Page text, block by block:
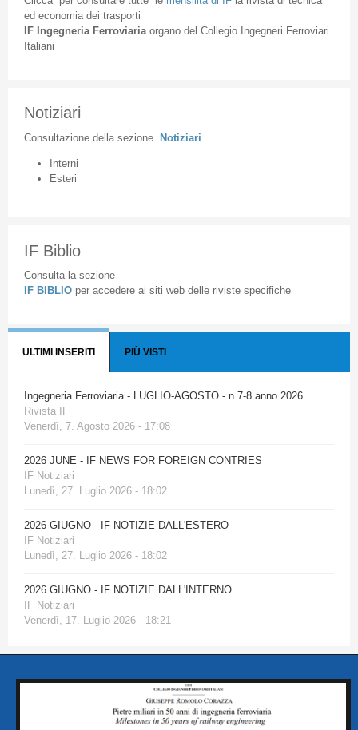
ed economia dei trasporti
IF Ingegneria Ferroviaria organodel Collegio Ingegneri Ferroviari
Italiani
Notiziari
Consultazione della sezione Notiziari
Interni
Esteri
IF Biblio
Consulta la sezione
IF BIBLIO per accedere ai siti web delle riviste specifiche
ULTIMI INSERITI PIÙ VISTI
Ingegneria Ferroviaria - LUGLIO-AGOSTO - n.7-8 anno 2026
Rivista IF
Venerdì, 7. Agosto 2026 - 17:08
2026 JUNE - IF NEWS FOR FOREIGN CONTRIES
IF Notiziari
Lunedì, 27. Luglio 2026 - 18:02
2026 GIUGNO - IF NOTIZIE DALL'ESTERO
IF Notiziari
Lunedì, 27. Luglio 2026 - 18:02
2026 GIUGNO - IF NOTIZIE DALL'INTERNO
IF Notiziari
Venerdì, 17. Luglio 2026 - 18:21